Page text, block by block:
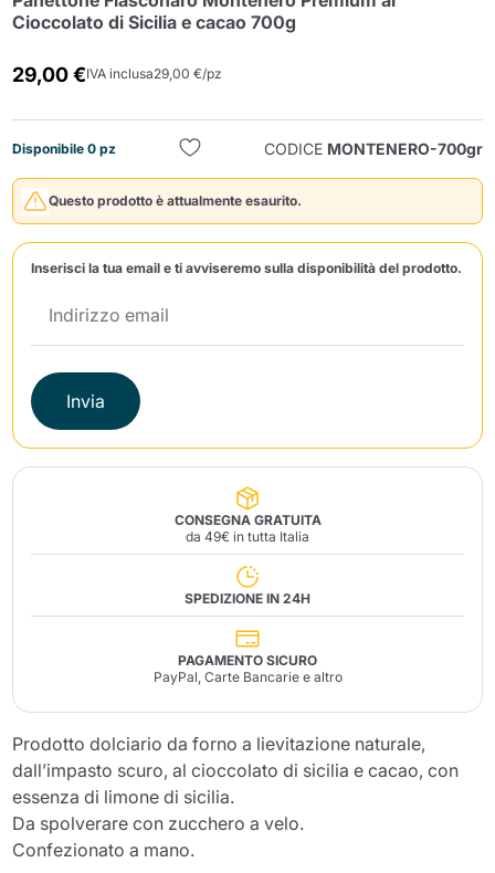
Cioccolato di Sicilia e cacao 700g
29,00 €IVA inclusa29,00 €/pz
Disponibile 0 pz CODICE MONTENERO-700gr
Questo prodotto è attualmente esaurito.
Inserisci la tua email e ti avviseremo sulla disponibilità del prodotto.
Invia
CONSEGNA GRATUITA
da 49€ in tutta Italia
SPEDIZIONE IN 24H
PAGAMENTO SICURO
PayPal, Carte Bancarie e altro
Prodotto dolciario da forno a lievitazione naturale,
dall’impasto scuro, al cioccolato di sicilia e cacao, con
essenza di limone di sicilia.
Da spolverare con zucchero a velo.
Confezionato a mano.
Invia